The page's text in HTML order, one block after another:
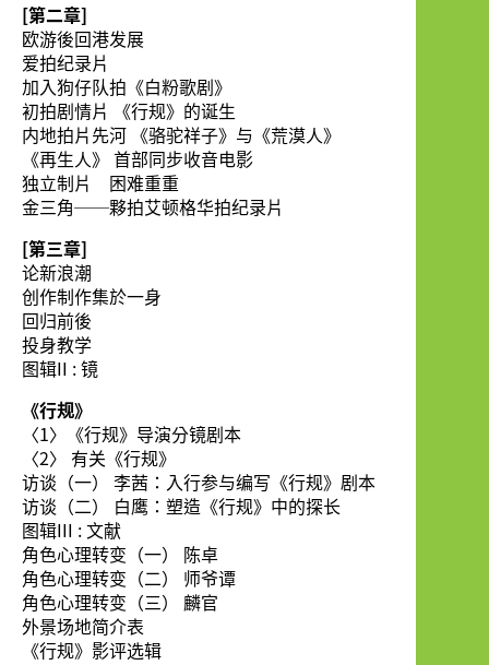
[第二章]
欧游後回港发展
爱拍纪录片
加入狗仔队拍《白粉歌剧》
初拍剧情片 《行规》的诞生
内地拍片先河 《骆驼祥子》与《荒漠人》
《再生人》 首部同步收音电影
独立制片 困难重重
金三角──夥拍艾顿格华拍纪录片
[第三章]
论新浪潮
创作制作集於一身
回归前後
投身教学
图辑II : 镜
《行规》
〈1〉《行规》导演分镜剧本
〈2〉 有关《行规》
访谈（一） 李茜：入行参与编写《行规》剧本
访谈（二） 白鹰：塑造《行规》中的探长
图辑III : 文献
角色心理转变（一） 陈卓
角色心理转变（二） 师爷谭
角色心理转变（三） 麟官
外景场地简介表
《行规》影评选辑